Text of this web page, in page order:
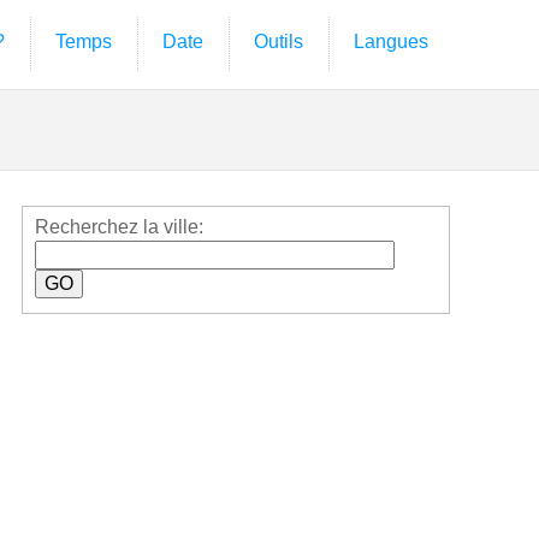
Temps Date Outils Langues
Recherchez la ville: